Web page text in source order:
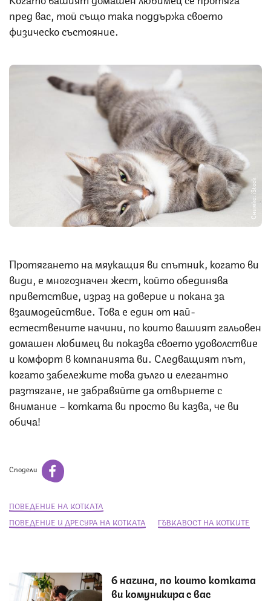
пред вас, той също така поддържа своето
физическо състояние.
Снимка: iStock
Протягането на мяукащия ви спътник, когато ви
види, е многозначен жест, който обединява
приветствие, израз на доверие и покана за
взаимодействие. Това е един от най-
естествените начини, по които вашият гальовен
домашен любимец ви показва своето удоволствие
и комфорт в компанията ви. Следващият път,
когато забележите това дълго и елегантно
разтягане, не забравяйте да отвърнете с
внимание – котката ви просто ви казва, че ви
обича!
Сподели
ПОВЕДЕНИЕ НА КОТКАТА
ПОВЕДЕНИЕ И ДРЕСУРА НА КОТКАТА
ГЪВКАВОСТ НА КОТКИТЕ
6 начина, по които котката
ви комуникира с вас